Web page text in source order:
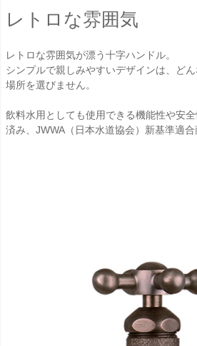
レトロな雰囲気
レトロな雰囲気が漂う十字ハンドル。
シンプルで親しみやすいデザインは、ど
場所を選びません。
飲料水用としても使用できる機能性や安
済み、JWWA（日本水道協会）新基準適合